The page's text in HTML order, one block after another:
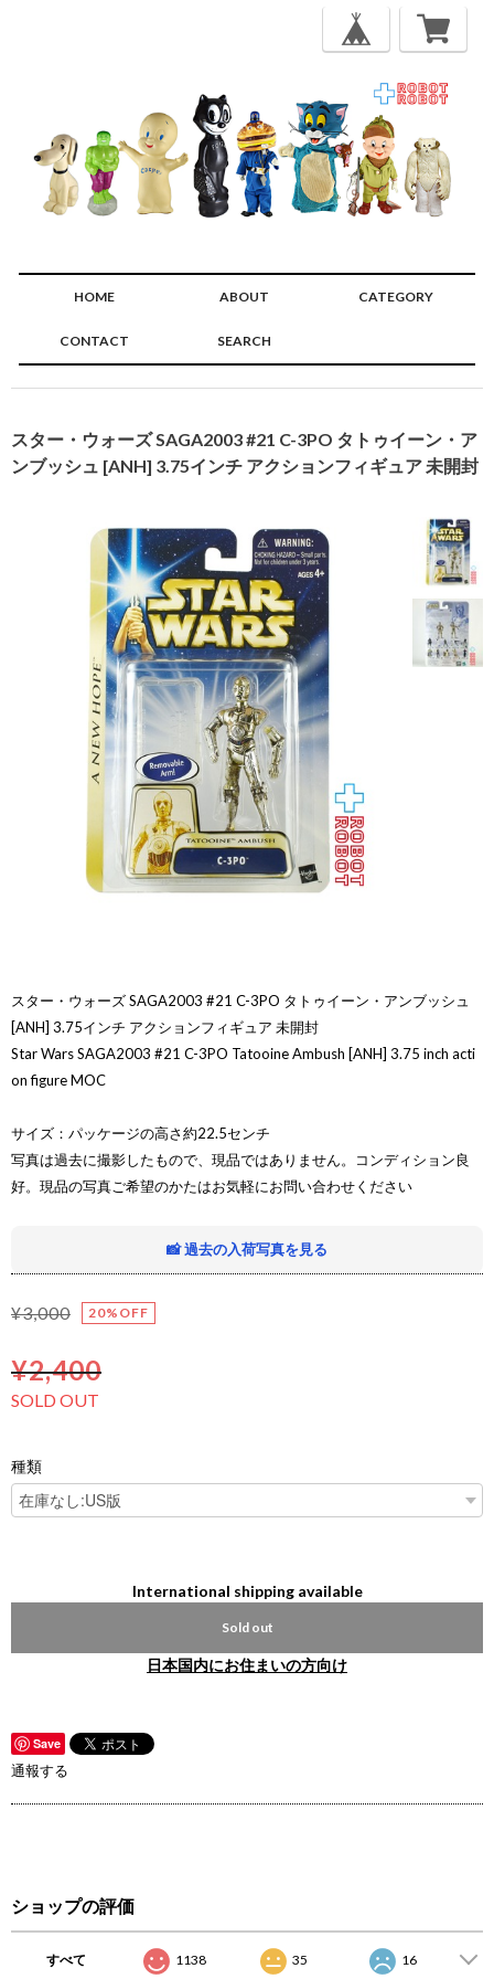
HOME ABOUT CATEGORY
CONTACT SEARCH
スター・ウォーズ SAGA2003 #21 C-3PO タトゥイーン・ア
ンブッシュ [ANH] 3.75インチ アクションフィギュア 未開封
スター・ウォーズ SAGA2003 #21 C-3PO タトゥイーン・アンブッシュ
[ANH] 3.75インチ アクションフィギュア 未開封
Star Wars SAGA2003 #21 C-3PO Tatooine Ambush [ANH] 3.75 inch acti
on figure MOC
サイズ：パッケージの高さ約22.5センチ
写真は過去に撮影したもので、現品ではありません。コンディション良
好。現品の写真ご希望のかたはお気軽にお問い合わせください
📸 過去の入荷写真を見る
¥3,000 20%OFF
¥2,400
SOLD OUT
種類
International shipping available
Sold out
日本国内にお住まいの方向け
Save
通報する
ショップの評価
すべて 1138 35 16